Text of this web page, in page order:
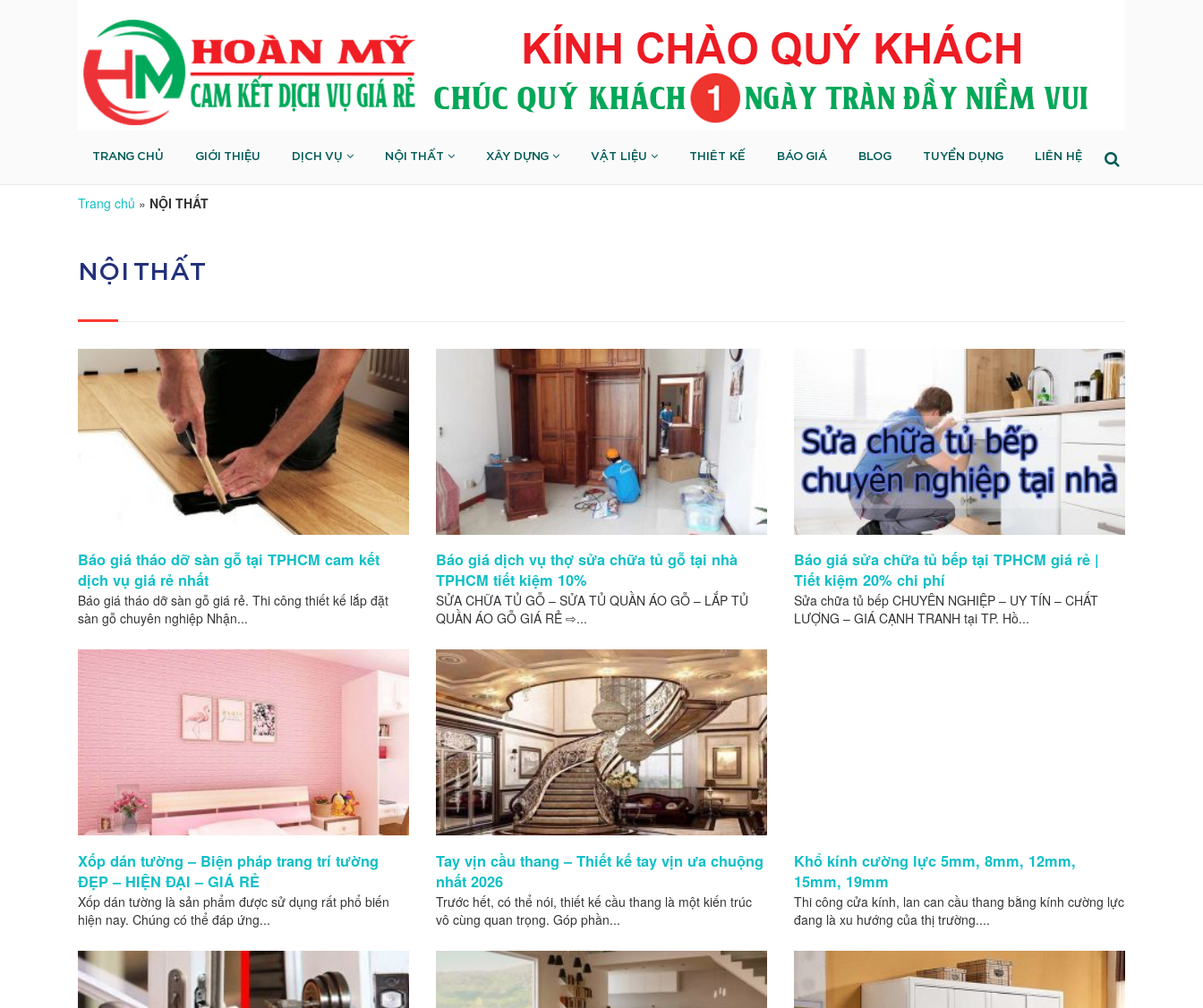
TRANG CHỦ GIỚI THIỆU DỊCH VỤ NỘI THẤT XÂY DỰNG VẬT LIỆU THIÊT KẾ BÁO GIÁ BLOG TUYỂN DỤNG LIÊN HỆ
Trang chủ » NỘI THẤT
NỘI THẤT
Báo giá tháo dỡ sàn gỗ tại TPHCM cam kết
dịch vụ giá rẻ nhất
Báo giá tháo dỡ sàn gỗ giá rẻ. Thi công thiết kế lắp đặt
sàn gỗ chuyên nghiệp Nhận...
Báo giá dịch vụ thợ sửa chữa tủ gỗ tại nhà
TPHCM tiết kiệm 10%
SỬA CHỮA TỦ GỖ – SỬA TỦ QUẦN ÁO GỖ – LẮP TỦ
QUẦN ÁO GỖ GIÁ RẺ ⇨...
Báo giá sửa chữa tủ bếp tại TPHCM giá rẻ |
Tiết kiệm 20% chi phí
Sửa chữa tủ bếp CHUYÊN NGHIỆP – UY TÍN – CHẤT
LƯỢNG – GIÁ CẠNH TRANH tại TP. Hồ...
Xốp dán tường – Biện pháp trang trí tường
ĐẸP – HIỆN ĐẠI – GIÁ RẺ
Xốp dán tường là sản phẩm được sử dụng rất phổ biến
hiện nay. Chúng có thể đáp ứng...
Tay vịn cầu thang – Thiết kế tay vịn ưa chuộng
nhất 2026
Trước hết, có thể nói, thiết kế cầu thang là một kiến trúc
vô cùng quan trọng. Góp phần...
Khổ kính cường lực 5mm, 8mm, 12mm,
15mm, 19mm
Thi công cửa kính, lan can cầu thang bằng kính cường lực
đang là xu hướng của thị trường....